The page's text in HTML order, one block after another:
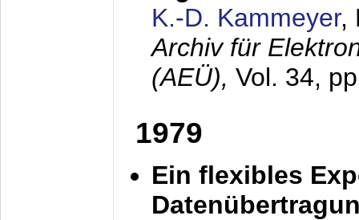
K.-D. Kammeyer,
Archiv für
(AEÜ), Vol. 34,
1979
Ein flexibles